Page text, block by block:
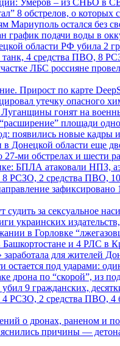
8 обстрелов, о которых
Мариуполь остался без
график подачи воды в
области РФ убила 2
4 средства ПВО, 8
ЛБС россияне
Прирост по карте
утечку опасного
гонят на
площади
появились новые кадры
Донецкой области еще
27-ми обстрелах и шести
БПЛА атаковали НПЗ,
2 средства ПВО, 10
зафиксировано
судить за сексуальное
украинских
в Горловке
и 4 РЛС в
для жителей
остается под ударами:
дрона по “скорой”, из
9 гражданских,
2 средства ПВО, 4
о дронах, раненом и
причины —